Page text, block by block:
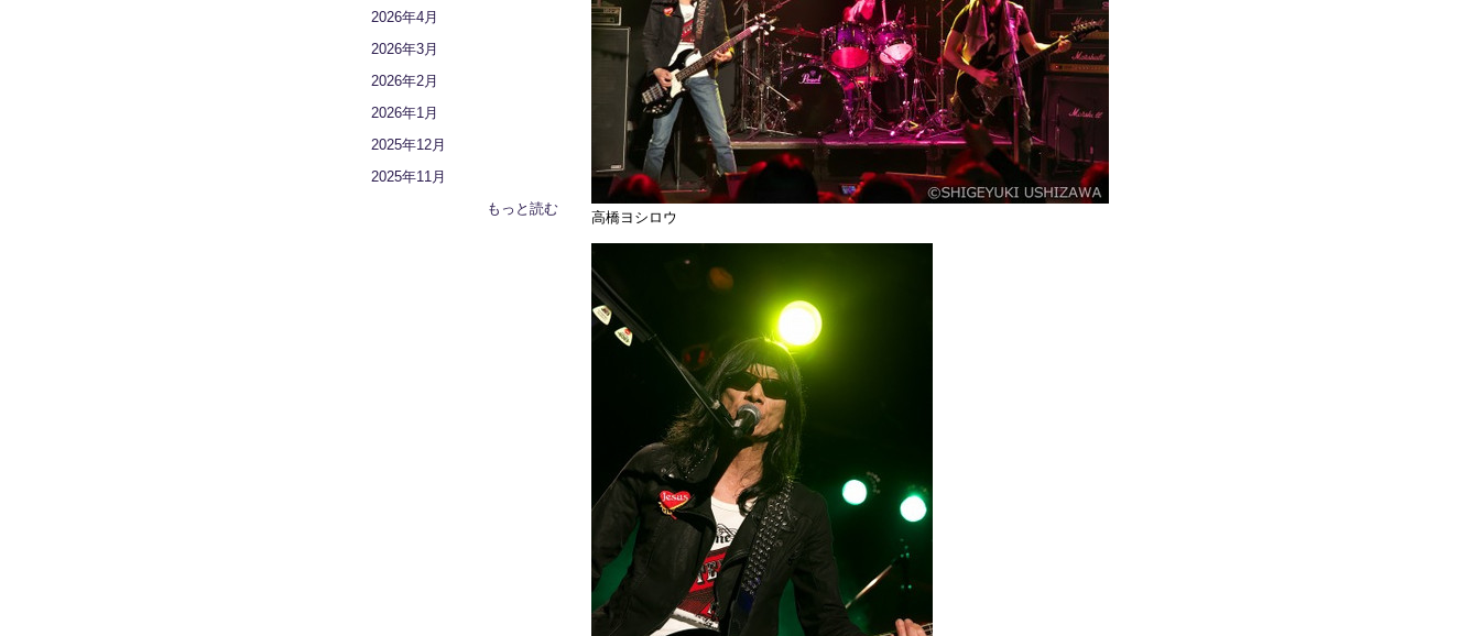
2026年4月
2026年3月
2026年2月
2026年1月
2025年12月
2025年11月
もっと読む
高橋ヨシロウ